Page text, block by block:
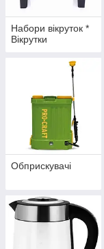
Набори вікруток *
Вікрутки
Обприскувачі